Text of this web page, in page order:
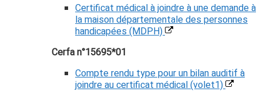
Certificat médical à joindre à une demande à
la maison départementale des personnes
handicapées (MDPH)
Cerfa n°15695*01
Compte rendu type pour un bilan auditif à
joindre au certificat médical (volet1)